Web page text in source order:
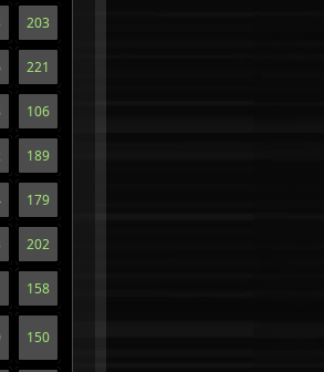
203
221
106
189
179
202
158
150